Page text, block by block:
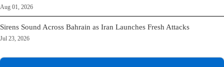
Aug 01, 2026
Sirens Sound Across Bahrain as Iran Launches Fresh Attacks
Jul 23, 2026